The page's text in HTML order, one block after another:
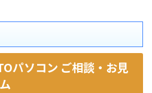
パソコン ご相談・お見